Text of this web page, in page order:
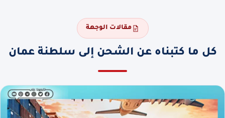
مقالات الوجهة
كل ما كتبناه عن الشحن إلى سلطنة عمان